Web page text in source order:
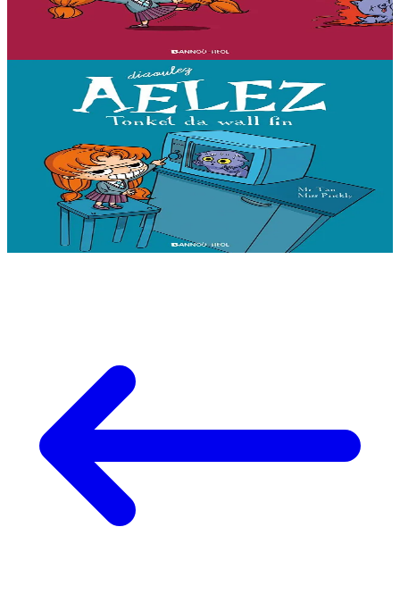
11,50 €
Tonket da wall fin
« Evit lakaat ma zud da dreiñ sot, boureviañ ma c’hazh droch,
stourm a-enep Jadenn hag he mignonezed pe frailhañ kalon Jafrez...
em bez atav mennozhioù dedennus !...
11,50 €
Prenañ